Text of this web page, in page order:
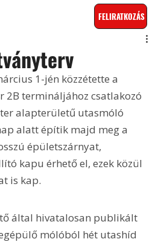
FELIRATKOZÁS
1-jén közzétette a
2B termináljához csatlakozó
alapterületű utasmóló
alatt építik majd meg a
épületszárnyat,
kapu érhető el, ezek közül
is kap.
által hivatalosan publikált
mólóból hét utashíd